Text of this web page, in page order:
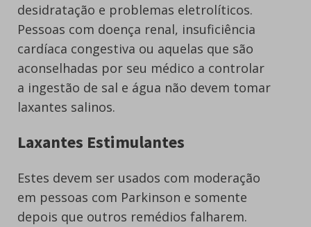
desidratação e problemas eletrolíticos.
Pessoas com doença renal, insuficiência
cardíaca congestiva ou aquelas que são
aconselhadas por seu médico a controlar
a ingestão de sal e água não devem tomar
laxantes salinos.
Laxantes Estimulantes
Estes devem ser usados com moderação
em pessoas com Parkinson e somente
depois que outros remédios falharem.